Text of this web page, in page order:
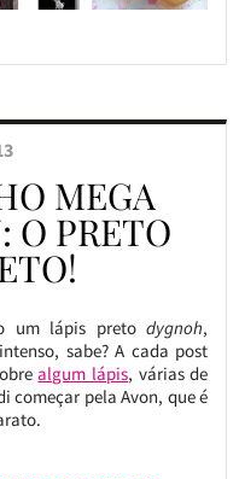
MEGA
O PRETO
um lápis pretodygnoh,
sabe? A cada post
algum lápis, várias de
começar pela Avon, que é